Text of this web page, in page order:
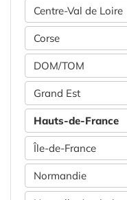
Centre-Val de Loire
Corse
DOM/TOM
Grand Est
Hauts-de-France
Île-de-France
Normandie